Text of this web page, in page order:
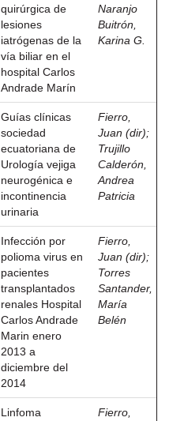
quirúrgica de
lesiones
iatrógenas de la
vía biliar en el
hospital Carlos
Andrade Marín
Naranjo
Buitrón,
Karina G.
Guías clínicas
sociedad
ecuatoriana de
Urología vejiga
neurogénica e
incontinencia
urinaria
Fierro,
Juan (dir);
Trujillo
Calderón,
Andrea
Patricia
Infección por
polioma virus en
pacientes
transplantados
renales Hospital
Carlos Andrade
Marin enero
2013 a
diciembre del
2014
Fierro,
Juan (dir);
Torres
Santander,
María
Belén
Linfoma
Fierro,